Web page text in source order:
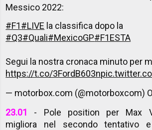
Messico 2022:
#F1#LIVE la classifica dopo la
#Q3#Quali#MexicoGP#F1ESTA
Segui la nostra cronaca minuto per
https://t.co/3FordB603n
— motorbox.com (@motorboxcom)
23.01
- Pole position per Max
migliora nel secondo tentativo